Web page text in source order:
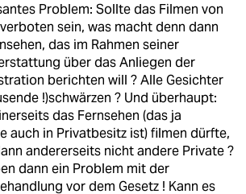
Problem: Sollte das Filmen von
sein, was macht denn dann
das im Rahmen seiner
über das Anliegen der
berichten will ? Alle Gesichter
!)schwärzen ? Und überhaupt:
das Fernsehen (das ja
auch in Privatbesitz ist) filmen dürfte,
andererseits nicht andere Private ?
dann ein Problem mit der
vor dem Gesetz ! Kann es